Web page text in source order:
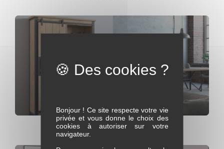
Collection Queens
Bonjour ! Ce site respecte votre vie
privée et vous donne le choix des
cookies à autoriser sur votre
navigateur.